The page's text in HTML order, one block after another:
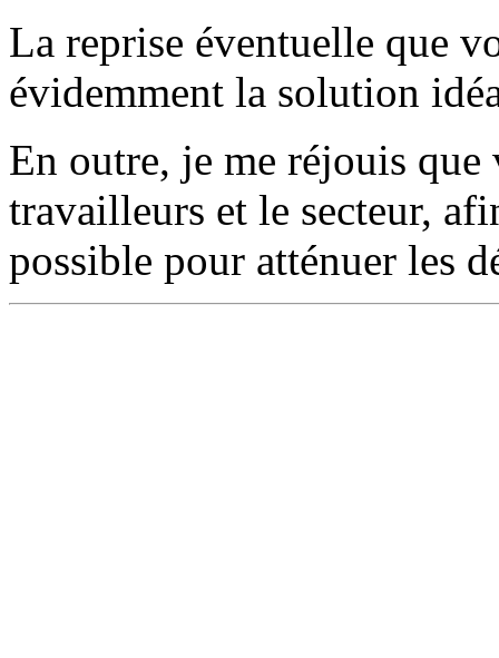
La reprise éventuelle que
évidemment la solution
En outre, je me réjouis que
travailleurs et le secteur,
possible pour atténuer les